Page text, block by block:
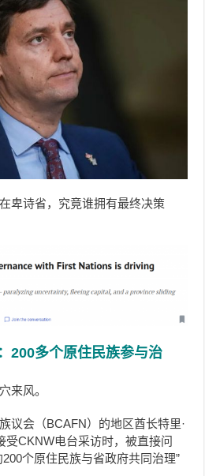
卑诗省，究竟谁拥有最终决策
200多个原住民族参与治
来风。
议会（BCAFN）的地区酋长特里·
受CKNW电台采访时，被直接问
个原住民族与省政府共同治理”